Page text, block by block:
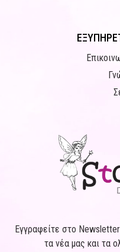
Εγγραφείτε στο
τα νέα μας και τα